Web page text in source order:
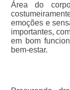
Área do
emoções e
importantes,
em bom
bem-estar.